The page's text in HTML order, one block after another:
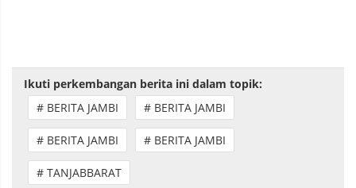
Ikuti perkembangan berita ini dalam topik:
# BERITA JAMBI
# BERITA JAMBI
# BERITA JAMBI # BERITA JAMBI
# TANJABBARAT